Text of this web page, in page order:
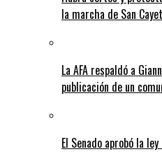
la marcha de San
La AFA respaldó a
publicación de un
El Senado aprobó la